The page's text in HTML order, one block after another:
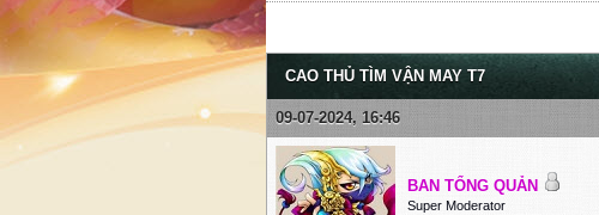
CAO THỦ TÌM VẬN MAY T7
09-07-2024, 16:46
BAN TỔNG QUẢN
Super Moderator